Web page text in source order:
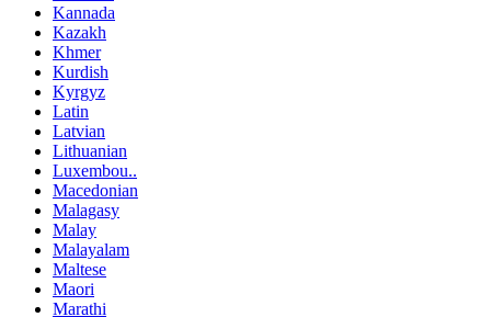
Kannada
Kazakh
Khmer
Kurdish
Kyrgyz
Latin
Latvian
Lithuanian
Luxembou..
Macedonian
Malagasy
Malay
Malayalam
Maltese
Maori
Marathi